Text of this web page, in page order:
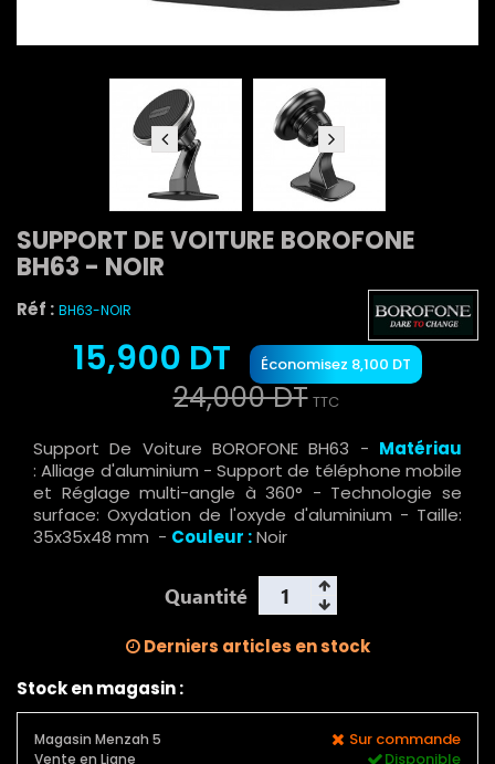
SUPPORT DE VOITURE BOROFONE
BH63 - NOIR
Réf : BH63-NOIR
15,900 DT Économisez 8,100 DT
24,000 DT TTC
Support De Voiture BOROFONE BH63 - Matériau
:Alliage d'aluminium -Support de téléphone mobile
et Réglage multi-angle à 360° - Technologie se
surface: Oxydation de l'oxyde d'aluminium - Taille:
35x35x48 mm - Couleur :Noir
Quantité
Derniers articles en stock
Stock en magasin :
Magasin Menzah 5 Sur commande
Vente en Ligne Disponible